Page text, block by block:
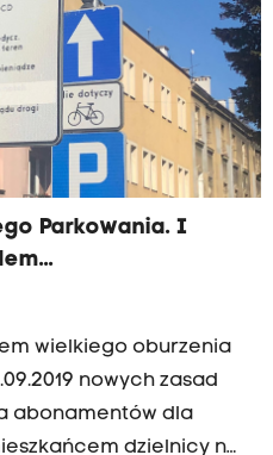
Parkowania. I
wielkiego oburzenia
nowych zasad
abonamentów dla
dzielnicy na